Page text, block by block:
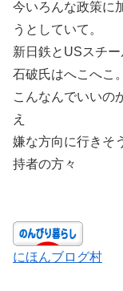
今いろんな政策に
うとしていて。
新日鉄とUSスチー
石破氏はへこへこ
こんなんでいいの
え
嫌な方向に行きそ
持者の方々
にほんブログ村